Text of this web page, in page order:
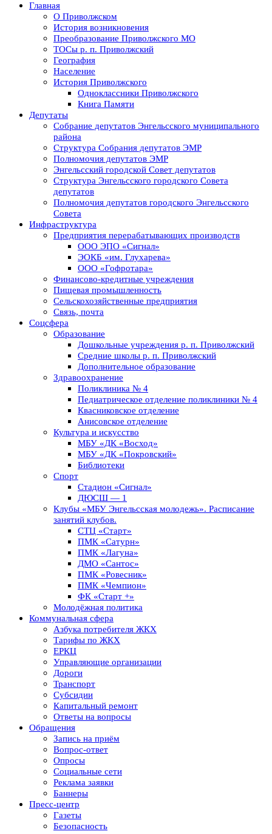
Главная
О Приволжском
История возникновения
Преобразование Приволжского МО
ТОСы р. п. Приволжский
География
Население
История Приволжского
Одноклассники Приволжского
Книга Памяти
Депутаты
Собрание депутатов Энгельсского муниципального
района
Структура Собрания депутатов ЭМР
Полномочия депутатов ЭМР
Энгельсский городской Совет депутатов
Структура Энгельсского городского Совета
депутатов
Полномочия депутатов городского Энгельсского
Совета
Инфраструктура
Предприятия перерабатывающих производств
ООО ЭПО «Сигнал»
ЭОКБ «им. Глухарева»
ООО «Гофротара»
Финансово-кредитные учреждения
Пищевая промышленность
Сельскохозяйственные предприятия
Связь, почта
Соцсфера
Образование
Дошкольные учреждения р. п. Приволжский
Средние школы р. п. Приволжский
Дополнительное образование
Здравоохранение
Поликлиника № 4
Педиатрическое отделение поликлиники № 4
Квасниковское отделение
Анисовское отделение
Культура и искусство
МБУ «ДК «Восход»
МБУ «ДК «Покровский»
Библиотеки
Спорт
Стадион «Сигнал»
ДЮСШ — 1
Клубы «МБУ Энгельсская молодежь». Расписание
занятий клубов.
СТЦ «Старт»
ПМК «Сатурн»
ПМК «Лагуна»
ДМО «Сантос»
ПМК «Ровесник»
ПМК «Чемпион»
ФК «Старт +»
Молодёжная политика
Коммунальная сфера
Азбука потребителя ЖКХ
Тарифы по ЖКХ
ЕРКЦ
Управляющие организации
Дороги
Транспорт
Субсидии
Капитальный ремонт
Ответы на вопросы
Обращения
Запись на приём
Вопрос-ответ
Опросы
Социальные сети
Реклама заявки
Баннеры
Пресс-центр
Газеты
Безопасность